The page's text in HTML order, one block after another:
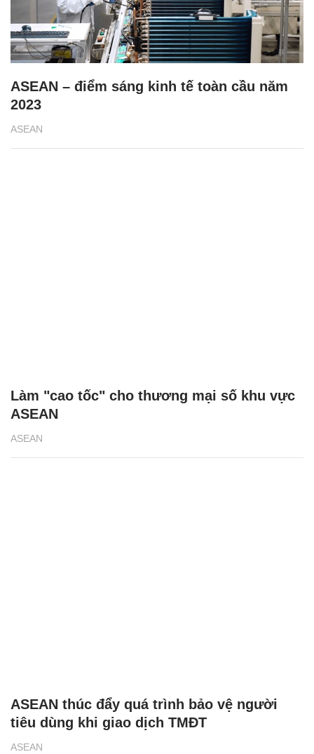
ASEAN
ASEAN – điểm sáng kinh tế toàn cầu năm
2023
ASEAN
Làm "cao tốc" cho thương mại số khu vực
ASEAN
ASEAN
ASEAN thúc đẩy quá trình bảo vệ người
tiêu dùng khi giao dịch TMĐT